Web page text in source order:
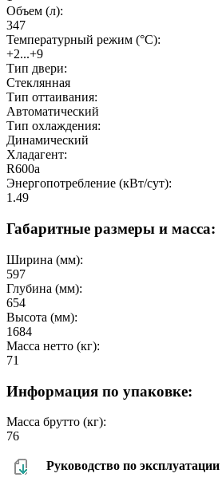
Объем (л):
347
Температурный режим (°C):
+2...+9
Тип двери:
Стеклянная
Тип оттаивания:
Автоматический
Тип охлаждения:
Динамический
Хладагент:
R600a
Энергопотребление (кВт/сут):
1.49
Габаритные размеры и масса:
Ширина (мм):
597
Глубина (мм):
654
Высота (мм):
1684
Масса нетто (кг):
71
Информация по упаковке:
Масса брутто (кг):
76
Руководство по эксплуатации